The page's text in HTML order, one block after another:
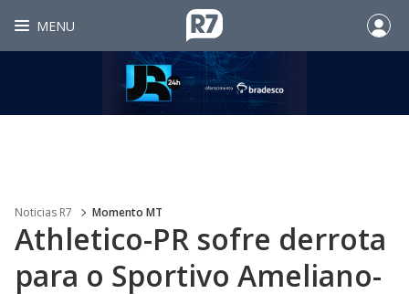
MENU
Noticias R7 Momento MT
Athletico-PR sofre derrota
para o Sportivo Ameliano-